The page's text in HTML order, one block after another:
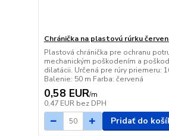
Chránička na plastovú rúrku
Plastová chránička pre ochranu
mechanickým poškodením a
dilatácii. Určená pre rúry priemeru:
Balenie: 50 m Farba: červená
0,58 EUR/m
0,47 EUR bez DPH
Pridať do